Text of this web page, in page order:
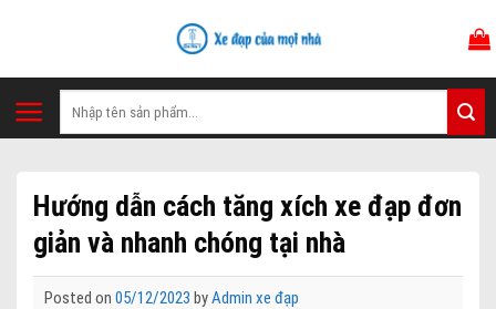
Tìm
kiếm:
Hướng dẫn cách tăng xích xe đạp đơn
giản và nhanh chóng tại nhà
Posted on 05/12/2023 byAdmin xe đạp